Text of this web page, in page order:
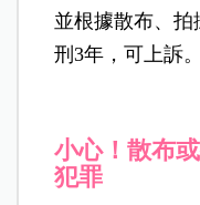
並根據散布、
刑3年，可上訴。
小心！散布
犯罪